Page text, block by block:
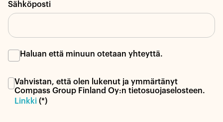
Sähköposti
Haluan että minuun otetaan yhteyttä.
Vahvistan, että olen lukenut ja ymmärtänyt
Compass Group Finland Oy:n tietosuojaselosteen.
Linkki (*)